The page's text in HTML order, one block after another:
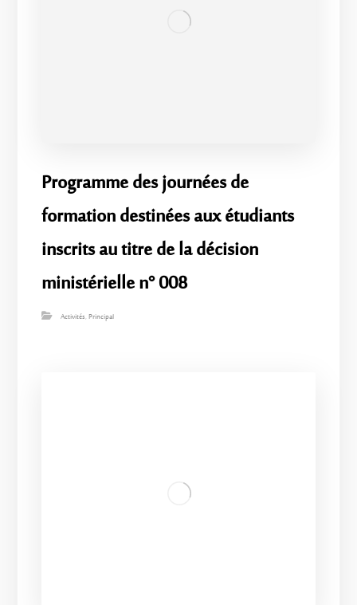
Programme des journées de
formation destinées aux étudiants
inscrits au titre de la décision
ministérielle n° 008
Activités,Principal